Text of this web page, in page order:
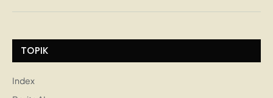
TOPIK
Index